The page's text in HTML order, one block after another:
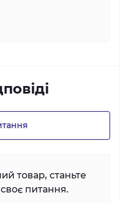
товар, станьте
питання.